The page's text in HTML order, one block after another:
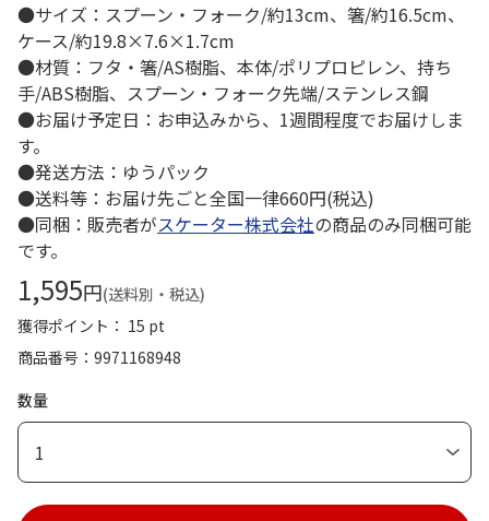
●サイズ：スプーン・フォーク/約13cm、箸/約16.5cm、
ケース/約19.8×7.6×1.7cm
●材質：フタ・箸/AS樹脂、本体/ポリプロピレン、持ち
手/ABS樹脂、スプーン・フォーク先端/ステンレス鋼
●お届け予定日：お申込みから、1週間程度でお届けしま
す。
●発送方法：ゆうパック
●送料等：お届け先ごと全国一律660円(税込)
●同梱：販売者がスケーター株式会社の商品のみ同梱可能
です。
1,595円(送料別・税込)
獲得ポイント： 15 pt
商品番号
9971168948
数量
1